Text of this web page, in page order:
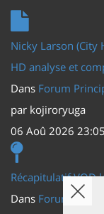
Nicky Larson
HD analyse et
Dans Forum
par kojiroryuga
06 Aoû 2026 23:05
Récapitulatif VOD
Dans Forum